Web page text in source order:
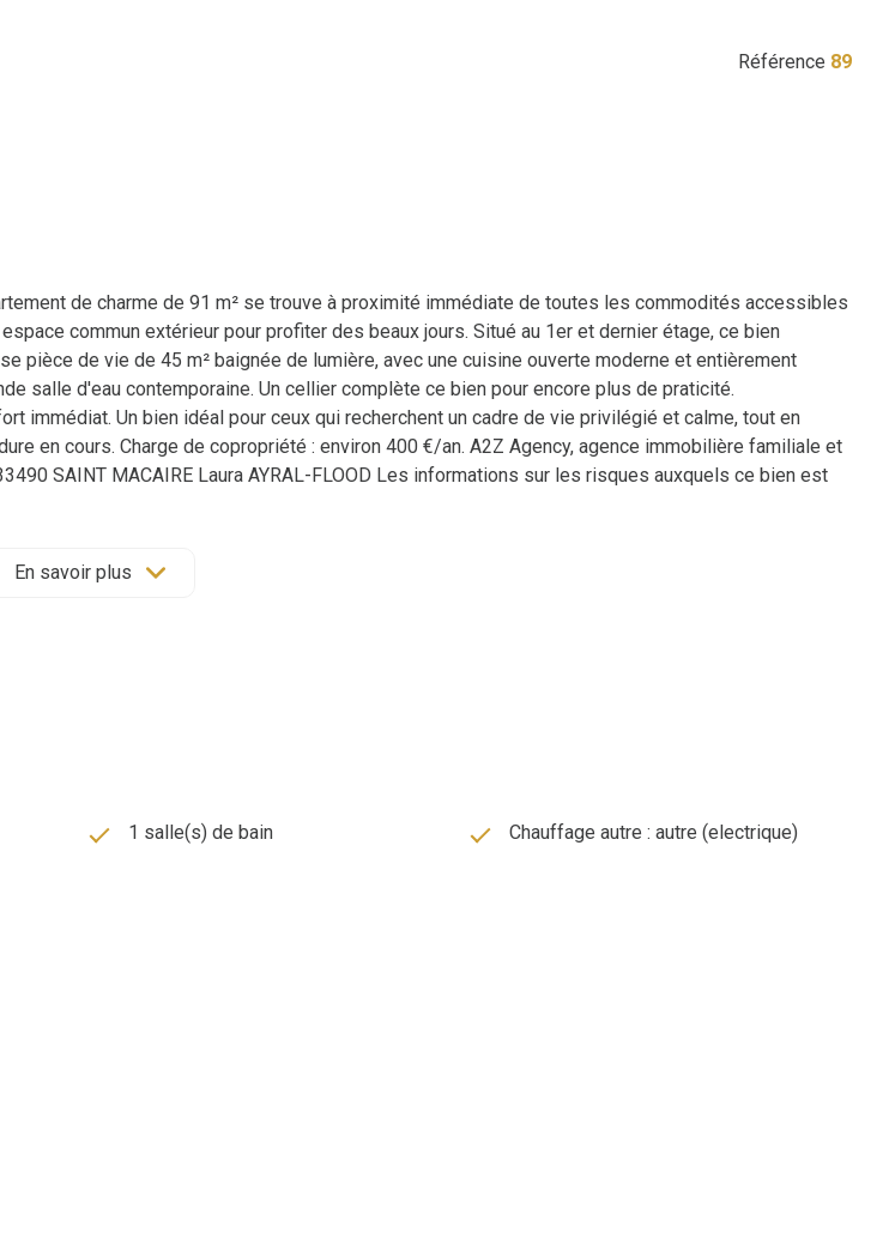
Référence 89
de charme de 91 m² se trouve à proximité immédiate de toutes les commodités accessibles
commun extérieur pour profiter des beaux jours. Situé au 1er et dernier étage, ce bien
pièce de vie de 45 m² baignée de lumière, avec une cuisine ouverte moderne et entièrement
salle d'eau contemporaine. Un cellier complète ce bien pour encore plus de praticité.
immédiat. Un bien idéal pour ceux qui recherchent un cadre de vie privilégié et calme, tout en
en cours. Charge de copropriété : environ 400 €/an. A2Z Agency, agence immobilière familiale et
SAINT MACAIRE Laura AYRAL-FLOOD Les informations sur les risques auxquels ce bien est
En savoir plus
1 salle(s) de bain Chauffage autre : autre (electrique)